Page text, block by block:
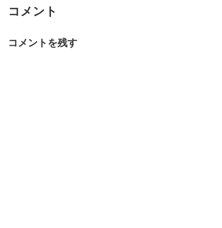
コメント
コメントを残す